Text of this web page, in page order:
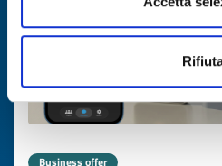
Business offer